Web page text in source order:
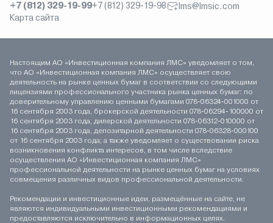
+7 (812) 329-19-99+7 (812) 329-19-98
lms@lmsic.com
Карта сайта
Настоящим АО «Инвестиционная компания ЛМС» уведомляет о том,
что АО «Инвестиционная компания ЛМС» осуществляет свою
деятельность на рынке ценных бумаг в соответствии со следующими
лицензиями профессионального участника рынка ценных бумаг: по
доверительному управлению ценными бумагами 078-06324-001000 от
16 сентября 2003 года, брокерской деятельности 078-06294-100000 от
16 сентября 2003 года, дилерской деятельности 078-06312-010000 от
16 сентября 2003 года, депозитарной деятельности 078-06328-000100
от 16 сентября 2003 года; а также уведомляет о существовании риска
возникновения конфликта интересов, в том числе вследствие
осуществления АО «Инвестиционная компания ЛМС»
профессиональной деятельности на рынке ценных бумаг на условиях
совмещения различных видов профессиональной деятельности.
Рекомендации и инвестиционные идеи, размещённые на сайте, не
являются индивидуальными инвестиционными рекомендациями и
предоставляются исключительно в информационных целях.